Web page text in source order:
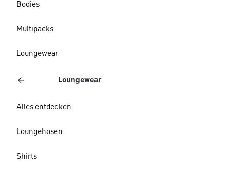
Bodies
Multipacks
Loungewear
Loungewear
Alles entdecken
Loungehosen
Shirts